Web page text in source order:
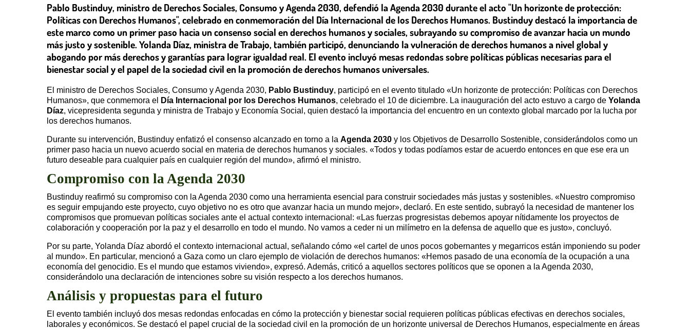
Pablo Bustinduy, ministro de Derechos Sociales, Consumo y Agenda 2030, defendió la Agenda 2030 durante el acto "Un horizonte de protección:
Políticas con Derechos Humanos", celebrado en conmemoración del Día Internacional de los Derechos Humanos. Bustinduy destacó la importancia de
este marco como un primer paso hacia un consenso social en derechos humanos y sociales, subrayando su compromiso de avanzar hacia un mundo
más justo y sostenible. Yolanda Díaz, ministra de Trabajo, también participó, denunciando la vulneración de derechos humanos a nivel global y
abogando por más derechos y garantías para lograr igualdad real. El evento incluyó mesas redondas sobre políticas públicas necesarias para el
bienestar social y el papel de la sociedad civil en la promoción de derechos humanos universales.
El ministro de Derechos Sociales, Consumo y Agenda 2030, Pablo Bustinduy, participó en el evento titulado «Un horizonte de protección: Políticas con Derechos
Humanos», que conmemora el
Día Internacional por los Derechos Humanos, celebrado el 10 de diciembre. La inauguración del acto estuvo a cargo de Yolanda
Díaz, vicepresidenta segunda y ministra de Trabajo y Economía Social, quien destacó la importancia del encuentro en un contexto global marcado por la lucha por
los derechos humanos.
Durante su intervención, Bustinduy enfatizó el consenso alcanzado en torno a la Agenda 2030 y los Objetivos de Desarrollo Sostenible, considerándolos como un
primer paso hacia un nuevo acuerdo social en materia de derechos humanos y sociales. «Todos y todas podíamos estar de acuerdo entonces en que ese era un
futuro deseable para cualquier país en cualquier región del mundo», afirmó el ministro.
Compromiso con la Agenda 2030
Bustinduy reafirmó su compromiso con la Agenda 2030 como una herramienta esencial para construir sociedades más justas y sostenibles. «Nuestro compromiso
es seguir empujando este proyecto, cuyo objetivo no es otro que avanzar hacia un mundo mejor», declaró. En este sentido, subrayó la necesidad de mantener los
compromisos que promuevan políticas sociales ante el actual contexto internacional: «Las fuerzas progresistas debemos apoyar nítidamente los proyectos de
colaboración y cooperación por la paz y el desarrollo en todo el mundo. No vamos a ceder ni un milímetro en la defensa de aquello que es justo», concluyó.
Por su parte, Yolanda Díaz abordó el contexto internacional actual, señalando cómo «el cartel de unos pocos gobernantes y megarricos están imponiendo su poder
al mundo». En particular, mencionó a Gaza como un claro ejemplo de violación de derechos humanos: «Hemos pasado de una economía de la ocupación a una
economía del genocidio. Es el mundo que estamos viviendo», expresó. Además, criticó a aquellos sectores políticos que se oponen a la Agenda 2030,
considerándolo una declaración de intenciones sobre su visión respecto a los derechos humanos.
Análisis y propuestas para el futuro
El evento también incluyó dos mesas redondas enfocadas en cómo la protección y bienestar social requieren políticas públicas efectivas en derechos sociales,
laborales y económicos. Se destacó el papel crucial de la sociedad civil en la promoción de un horizonte universal de Derechos Humanos, especialmente en áreas